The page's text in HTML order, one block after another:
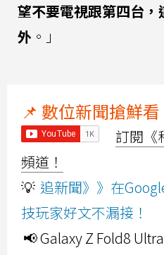
望不要電視跟第四台
外 。」
📌 數位新聞搶鮮看
訂閱《
頻道！
💡 追新聞》》在
技玩家好文不漏接！
📢 Galaxy Z Fold8